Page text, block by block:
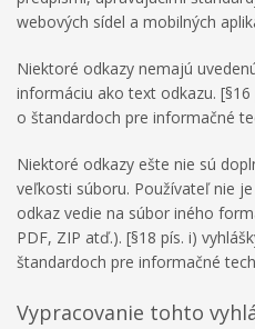
webových sídel a mobilných
Niektoré odkazy nemajú
informáciu ako text odkazu. [§16
o štandardoch pre informačné
Niektoré odkazy ešte nie sú
veľkosti súboru. Používateľ nie
odkaz vedie na súbor iného
PDF, ZIP atď.). [§18 pís. i)
štandardoch pre informačné
Vypracovanie tohto